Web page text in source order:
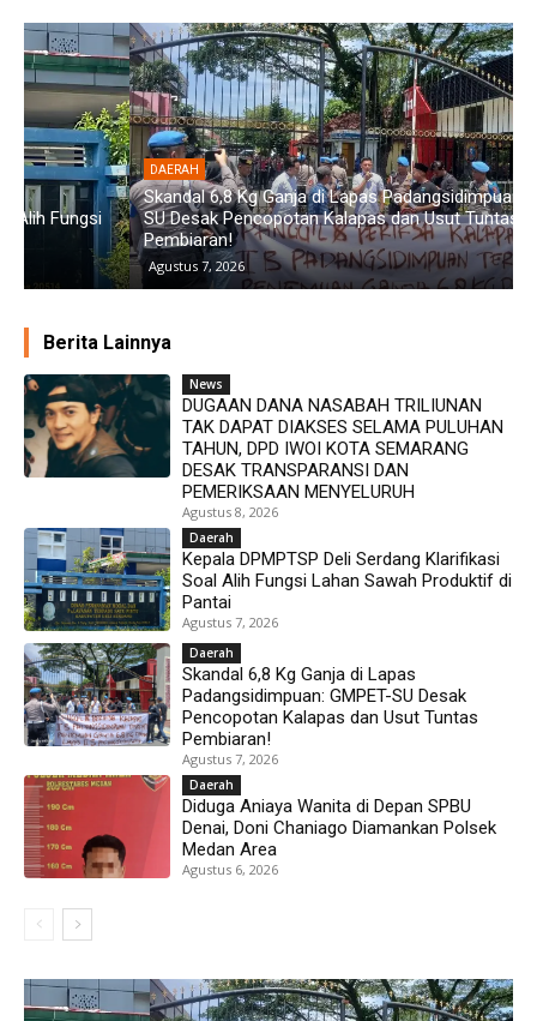
DAERAH
Skandal 6,8 Kg Ganja di Lapas Padangsidimpuan: GMPET-
SU Desak Pencopotan Kalapas dan Usut Tuntas
Pembiaran!
Agustus 7, 2026
Berita Lainnya
News
DUGAAN DANA NASABAH TRILIUNAN
TAK DAPAT DIAKSES SELAMA PULUHAN
TAHUN, DPD IWOI KOTA SEMARANG
DESAK TRANSPARANSI DAN
PEMERIKSAAN MENYELURUH
Agustus 8, 2026
Daerah
Kepala DPMPTSP Deli Serdang Klarifikasi
Soal Alih Fungsi Lahan Sawah Produktif di
Pantai
Agustus 7, 2026
Daerah
Skandal 6,8 Kg Ganja di Lapas
Padangsidimpuan: GMPET-SU Desak
Pencopotan Kalapas dan Usut Tuntas
Pembiaran!
Agustus 7, 2026
Daerah
Diduga Aniaya Wanita di Depan SPBU
Denai, Doni Chaniago Diamankan Polsek
Medan Area
Agustus 6, 2026